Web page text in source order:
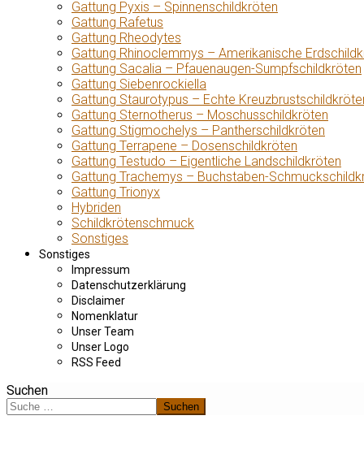
Gattung Pyxis – Spinnenschildkröten
Gattung Rafetus
Gattung Rheodytes
Gattung Rhinoclemmys – Amerikanische
Gattung Sacalia – Pfauenaugen-Sumpfschildkröten
Gattung Siebenrockiella
Gattung Staurotypus – Echte
Gattung Sternotherus – Moschusschildkröten
Gattung Stigmochelys – Pantherschildkröten
Gattung Terrapene – Dosenschildkröten
Gattung Testudo – Eigentliche Landschildkröten
Gattung Trachemys – Buchstaben-
Gattung Trionyx
Hybriden
Schildkrötenschmuck
Sonstiges
Sonstiges
Impressum
Datenschutzerklärung
Disclaimer
Nomenklatur
Unser Team
Unser Logo
RSS Feed
Suchen
Suchen